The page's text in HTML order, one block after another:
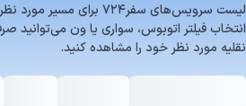
لیست سرویس‌های سفر۷۲۴
انتخاب فیلتر اتوبوس، سواری یا ون
نقلیه مورد نظر خود را مشاهده کنید.